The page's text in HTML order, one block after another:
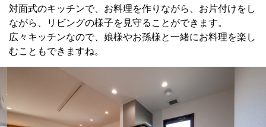
対面式のキッチンで、お料理を作りながら、お片付けをし
ながら、リビングの様子を見守ることができます。
広々キッチンなので、娘様やお孫様と一緒にお料理を楽し
むこともできますね。